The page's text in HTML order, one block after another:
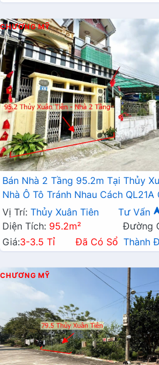
CHƯƠNG MỸ
Bán Nhà 2 Tầng 95.2m Tại Thủy
Nhà Ô Tô Tránh Nhau Cách
Vị Trí: Thủy Xuân Tiên Tư Vấn
Diện Tích: 95.2m²
Đường
Giá:3-3.5 Tỉ Đã Có Sổ Thành
CHƯƠNG MỸ